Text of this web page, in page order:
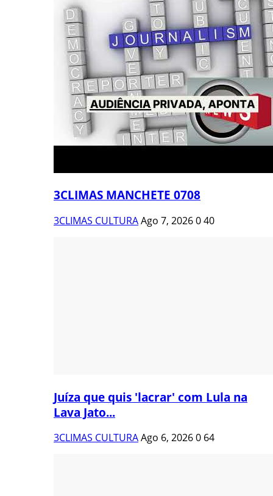
3CLIMAS MANCHETE 0708
3CLIMAS CULTURAAgo 7, 2026040
Juíza que quis 'lacrar' com Lula na
Lava Jato...
3CLIMAS CULTURAAgo 6, 20260 64